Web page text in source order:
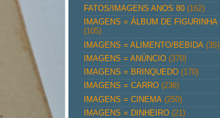
FATOS/IMAGENS ANOS 80 (162)
IMAGENS = ÁLBUM DE FIGURINHA
(105)
IMAGENS = ALIMENTO/BEBIDA (35)
IMAGENS = ANÚNCIO (370)
IMAGENS = BRINQUEDO (170)
IMAGENS = CARRO (236)
IMAGENS = CINEMA (250)
IMAGENS = DINHEIRO (21)